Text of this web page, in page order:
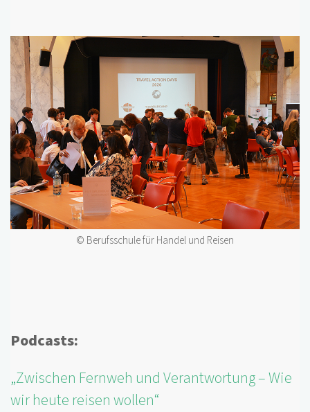
© Berufsschule für Handel und Reisen
Podcasts:
„Zwischen Fernweh und Verantwortung – Wie
wir heute reisen wollen“